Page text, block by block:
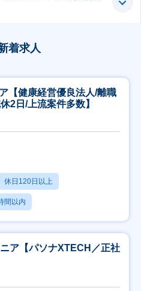
着求人
【健康経営優良法人/離職
2日/上流案件多数】
休日120日以上
間以内
ア【パソナXTECH／正社